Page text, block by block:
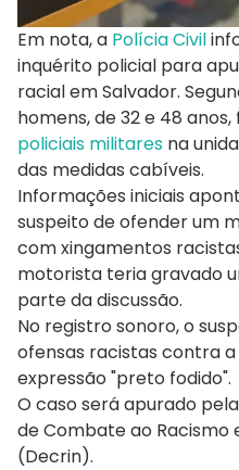
Em nota, a Polícia Civil
inquérito policial para
racial em Salvador.
homens, de 32 e 48
policiais militares na
das medidas cabíveis.
Informações iniciais
suspeito de ofender um
com xingamentos
motorista teria gravado
parte da discussão.
No registro sonoro, o
ofensas racistas contra
expressão "preto fodido".
O caso será apurado
de Combate ao Racismo
(Decrin).